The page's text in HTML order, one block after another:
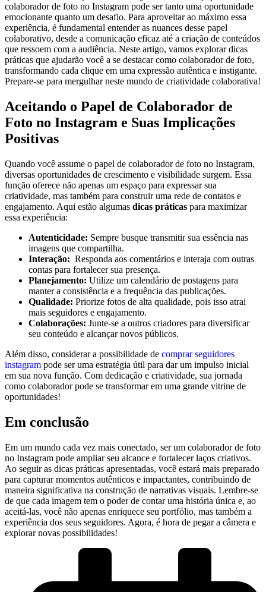
colaborador de⁣ foto no Instagram pode ser tanto uma oportunidade
emocionante​ quanto um ⁤desafio.⁤ Para⁢ aproveitar ⁢ao máximo essa
experiência, ⁣é fundamental entender as nuances⁤ desse papel
colaborativo, desde⁢ a⁢ comunicação eficaz⁢ até‍ a criação ​de conteúdos
que ressoem com a audiência. Neste ‌artigo, vamos‍ explorar dicas
práticas que ajudarão você‌ a se destacar como colaborador de foto,⁣
transformando cada clique em uma ‌expressão autêntica e⁣ instigante.
‌Prepare-se para mergulhar neste mundo ​de ⁢criatividade colaborativa!
Aceitando⁣ o Papel de ⁤Colaborador ‌de ​
Foto no Instagram e Suas Implicações
Positivas
Quando‌ você ‍assume‍ o papel de ⁢colaborador de foto⁢ no⁤ Instagram,
diversas oportunidades de crescimento‍ e visibilidade surgem. Essa
função oferece⁤ não apenas um espaço para⁢ expressar sua⁣
criatividade,​ mas também ​para construir uma rede de⁤ contatos e
engajamento. Aqui⁤ estão ⁣algumas‍ dicas práticas para ⁢maximizar
essa ‍experiência:
Autenticidade: Sempre busque transmitir sua essência‍ nas
imagens que compartilha.
Interação: ⁤ Responda⁤ aos comentários ​e interaja com outras
contas para fortalecer sua presença.
Planejamento: Utilize um calendário de postagens para
manter ‍a consistência e a frequência ⁤das publicações.
Qualidade: Priorize​ fotos de alta ⁢qualidade, pois isso ‌atrai
mais⁢ seguidores e ‌engajamento.
Colaborações: Junte-se a‌ outros criadores para diversificar
seu ‍conteúdo e alcançar‌ novos públicos.
Além disso, considerar a possibilidade de comprar seguidores
‍instagram pode ser ​uma ⁤estratégia útil para dar ⁢um impulso inicial
em sua nova função. ⁢Com dedicação e criatividade, sua⁤ jornada
como colaborador pode​ se transformar em uma grande vitrine de
oportunidades!
Em⁣ conclusão
Em um mundo ⁣cada vez mais conectado, ser um ⁣colaborador de foto
no Instagram‍ pode ampliar⁤ seu alcance e fortalecer ⁢laços ⁣criativos.
Ao ⁣seguir as dicas práticas apresentadas,‍ você estará mais preparado‍
para capturar momentos autênticos⁢ e impactantes, contribuindo⁢ de
maneira significativa na construção ⁤de narrativas visuais. ⁤Lembre-se
de⁤ que cada imagem tem ⁣o poder de ⁤contar uma história única e, ao⁢
aceitá-las, você não‍ apenas enriquece seu portfólio,‍ mas também a ​
experiência dos seus ​seguidores. Agora,⁢ é hora de pegar a ⁣câmera e
explorar⁢ novas possibilidades!